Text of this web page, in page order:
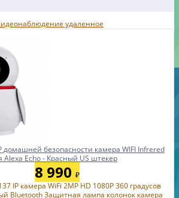
домашней безопасности камера WIFI Infrered
Alexa Echo - Красный US штекер
8 990 ₽